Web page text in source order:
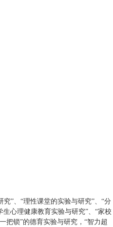
”、“理性课堂的实验与研究”、“分
生心理健康教育实验与研究”、“家校
把锁”的德育实验与研究，“智力超